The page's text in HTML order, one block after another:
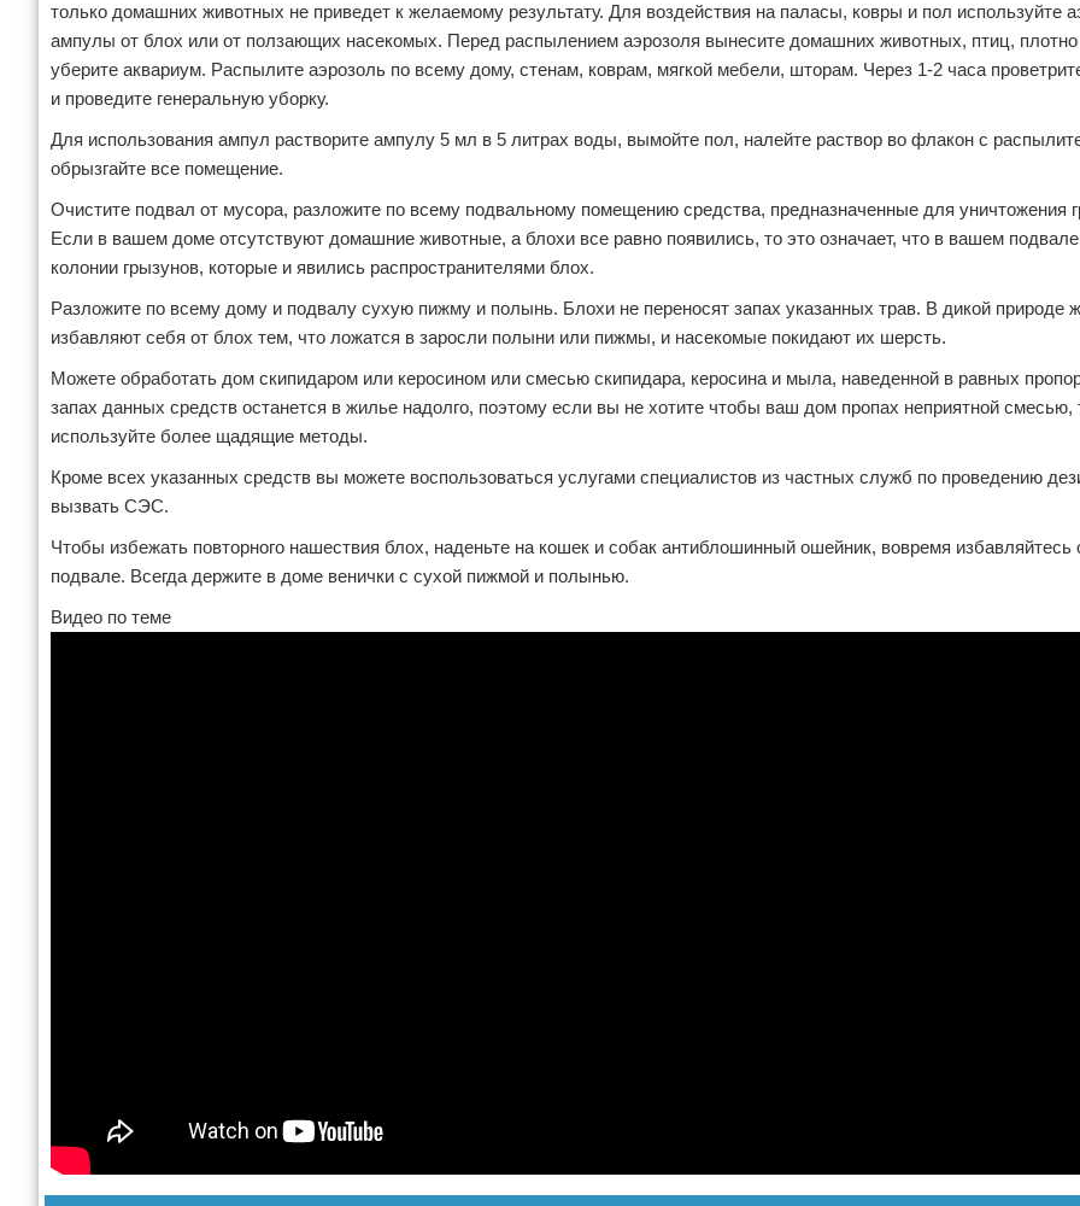
только домашних животных не приведет к желаемому результату. Для воздействия на паласы, ковры и пол используйте
ампулы от блох или от ползающих насекомых. Перед распылением аэрозоля вынесите домашних животных, птиц, плотно
уберите аквариум. Распылите аэрозоль по всему дому, стенам, коврам, мягкой мебели, шторам. Через 1-2 часа
и проведите генеральную уборку.
Для использования ампул растворите ампулу 5 мл в 5 литрах воды, вымойте пол, налейте раствор во флакон с
обрызгайте все помещение.
Очистите подвал от мусора, разложите по всему подвальному помещению средства, предназначенные для уничтожения
Если в вашем доме отсутствуют домашние животные, а блохи все равно появились, то это означает, что в вашем
колонии грызунов, которые и явились распространителями блох.
Разложите по всему дому и подвалу сухую пижму и полынь. Блохи не переносят запах указанных трав. В дикой природе
избавляют себя от блох тем, что ложатся в заросли полыни или пижмы, и насекомые покидают их шерсть.
Можете обработать дом скипидаром или керосином или смесью скипидара, керосина и мыла, наведенной в равных
запах данных средств останется в жилье надолго, поэтому если вы не хотите чтобы ваш дом пропах неприятной смесью,
используйте более щадящие методы.
Кроме всех указанных средств вы можете воспользоваться услугами специалистов из частных служб по проведению
вызвать СЭС.
Чтобы избежать повторного нашествия блох, наденьте на кошек и собак антиблошинный ошейник, вовремя избавляйтесь
подвале. Всегда держите в доме венички с сухой пижмой и полынью.
Видео по теме